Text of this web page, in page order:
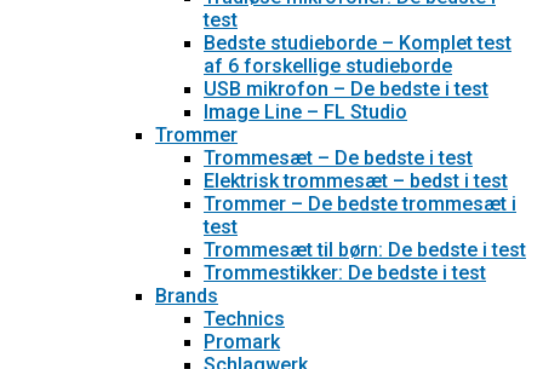
test
Bedste studieborde – Komplet test
af 6 forskellige studieborde
USB mikrofon – De bedste i test
Image Line – FL Studio
Trommer
Trommesæt – De bedste i test
Elektrisk trommesæt – bedst i test
Trommer – De bedste trommesæt i
test
Trommesæt til børn: De bedste i test
Trommestikker: De bedste i test
Brands
Technics
Promark